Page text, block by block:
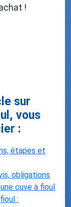
!
sur
vous
:
étapes et
obligations
cuve à fioul
: